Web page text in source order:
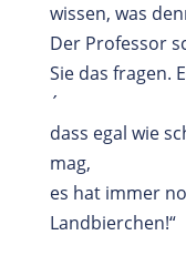
wissen, was
Der Professor
Sie das fragen.
´
dass egal wie
mag,
es hat immer
Landbierchen!“